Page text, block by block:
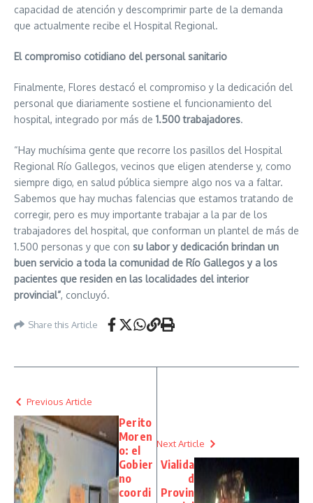
capacidad de atención y descomprimir parte de la demanda
que actualmente recibe el Hospital Regional.
El compromiso cotidiano del personal sanitario
Finalmente, Flores destacó el compromiso y la dedicación del
personal que diariamente sostiene el funcionamiento del
hospital, integrado por más de 1.500 trabajadores.
“Hay muchísima gente que recorre los pasillos del Hospital
Regional Río Gallegos, vecinos que eligen atenderse y, como
siempre digo, en salud pública siempre algo nos va a faltar.
Sabemos que hay muchas falencias que estamos tratando de
corregir, pero es muy importante trabajar a la par de los
trabajadores del hospital, que conforman un plantel de más de
1.500 personas y que con su labor y dedicación brindan un
buen servicio a toda la comunidad de Río Gallegos y a los
pacientes que residen en las localidades del interior
provincial”, concluyó.
Share this Article
Previous Article
Perito
Moren
o: el
Gobier
no
coordi
Next Article
Vialida
d
Provin